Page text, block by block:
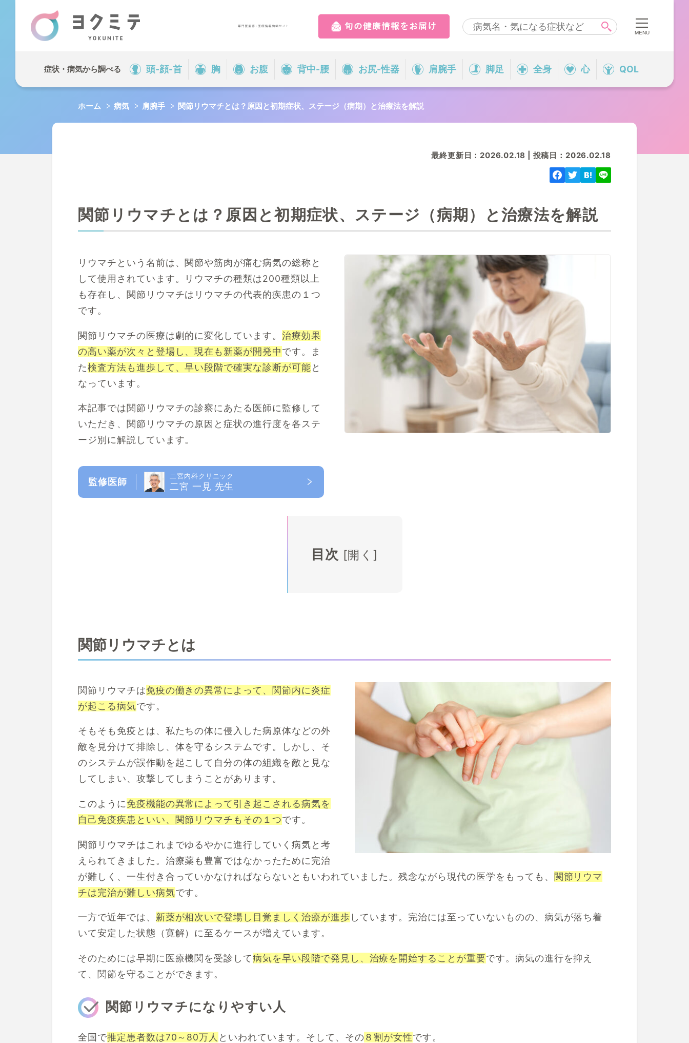
症状・病気から調べる 頭-顔-首 胸 お腹 背中-腰 お尻-性器 肩腕手 脚足 全身 心 QOL
症状・病気から調べる
頭-顔-首 胸
お腹
背中-腰
肩腕手
症状に関する記事
病気に関する記事
監修医師一覧
開院情報一覧
サイトポリシー
ホーム 病気 肩腕手 関節リウマチとは？原因と初期症状、ステージ（病期）と治療法を解説
最終更新日：2026.02.18 | 投稿日：2026.02.18
関節リウマチとは？原因と初期症状、ステージ（病期）と治療法を解説
リウマチという名前は、関節や筋肉が痛む病気の総称と
して使用されています。リウマチの種類は200種類以上
も存在し、関節リウマチはリウマチの代表的疾患の１つ
です。
関節リウマチの医療は劇的に変化しています。 治療効果
の高い薬が次々と登場し、現在も新薬が開発中です。ま
た検査方法も進歩して、早い段階で確実な診断が可能と
なっています。
本記事では関節リウマチの診察にあたる医師に監修して
いただき、関節リウマチの原因と症状の進行度を各ステ
ージ別に解説しています。
監修医師
二宮内科クリニック
二宮 一見 先生
目次 [開く ]
関節リウマチとは
関節リウマチは免疫の働きの異常によって、関節内に炎症
が起こる病気です。
そもそも免疫とは、私たちの体に侵入した病原体などの外
敵を見分けて排除し、体を守るシステムです。しかし、そ
のシステムが誤作動を起こして自分の体の組織を敵と見な
してしまい、攻撃してしまうことがあります。
このように免疫機能の異常によって引き起こされる病気を
自己免疫疾患といい、関節リウマチもその１つです。
関節リウマチはこれまでゆるやかに進行していく病気と考
えられてきました。治療薬も豊富ではなかったために完治
が難しく、一生付き合っていかなければならないともいわれていました。残念ながら現代の医学をもっても、 関節リウマ
チは完治が難しい病気です。
一方で近年では、 新薬が相次いで登場し目覚ましく治療が進歩 しています。完治には至っていないものの、病気が落ち着
いて安定した状態（寛解）に至るケースが増えています。
そのためには早期に医療機関を受診して病気を早い段階で発見し、治療を開始することが重要です。病気の進行を抑え
て、関節を守ることができます。
関節リウマチになりやすい人
全国で推定患者数は70～80万人 といわれています。そして、その８割が女性です。